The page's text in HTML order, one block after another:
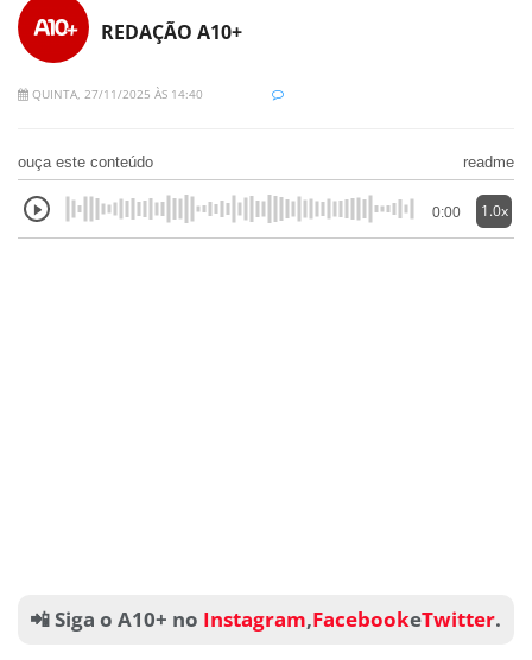
REDAÇÃO A10+
QUINTA, 27/11/2025 ÀS 14:40
ouça este conteúdo readme
0:00 1.0x
📲 Siga o A10+ no Instagram,FacebookeTwitter.